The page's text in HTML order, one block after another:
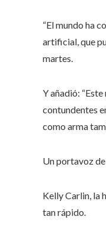
“El mundo ha
artificial, que
martes.
Y añadió:
contundentes
como arma
Un portavoz
Kelly Carlin, la
tan rápido.